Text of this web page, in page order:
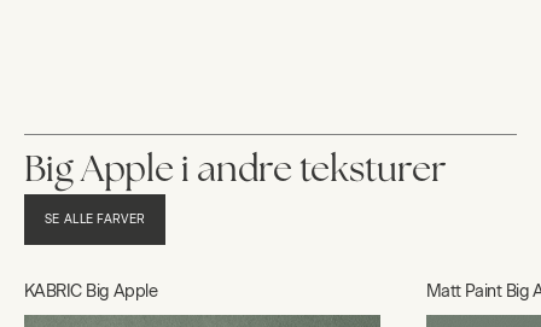
Big Apple i andre teksturer
SE ALLE FARVER
KABRIC Big Apple Matt Paint Big